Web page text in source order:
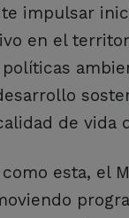
impulsar
en el
de vida
esta, el